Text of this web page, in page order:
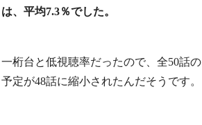
は、平均7.3％でした。
一桁台と低視聴率だったので、全50話の
予定が48話に縮小されたんだそうです。